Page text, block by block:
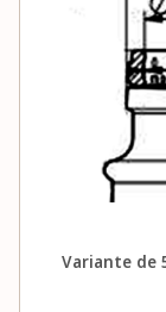
Variante de